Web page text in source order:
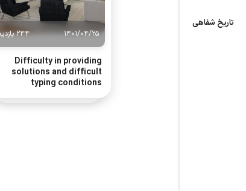
تاریخ شفاهی
1401/04/25 244 بازدید
Difficulty in providing
solutions and difficult
typing conditions